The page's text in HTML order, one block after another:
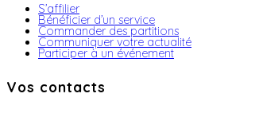
S’affilier
Bénéficier d’un service
Commander des partitions
Communiquer votre actualité
Participer à un événement
Vos contacts